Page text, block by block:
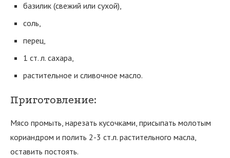
базилик (свежий или сухой),
соль,
перец,
1 ст. л. сахара,
растительное и сливочное масло.
Приготовление:
Мясо промыть, нарезать кусочками, присыпать молотым
кориандром и полить 2-3 ст.л. растительного масла,
оставить постоять.